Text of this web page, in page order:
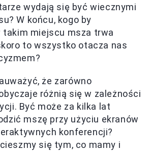
wydają się być wiecznymi
W końcu, kogo by
takim miejscu msza trwa
to wszystko otacza nas
że zarówno
różnią się w zależności
Być może za kilka lat
mszę przy użyciu ekranów
konferencji?
się tym, co mamy i